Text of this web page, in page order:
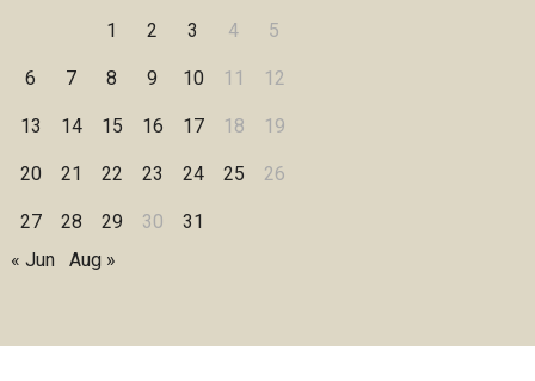
1 2 3 4 5
6 7 8 9 10 11 12
13 14 15 16 17 18 19
20 21 22 23 24 25 26
27 28 29 30
31
« Jun
Aug »